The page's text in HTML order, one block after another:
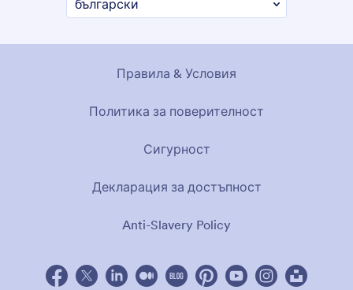
Правила & Условия
Политика за поверителност
Сигурност
Декларация за достъпност
Anti-Slavery Policy